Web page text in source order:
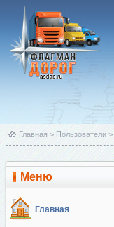
Главная > Пользователи >
Меню
Главная